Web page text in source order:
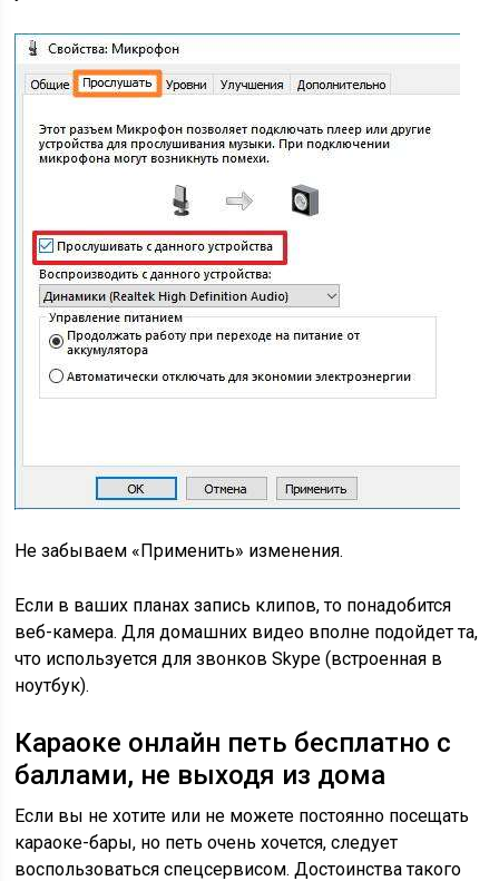
Не забываем «Применить» изменения.
Если в ваших планах запись клипов, то понадобится
веб-камера. Для домашних видео вполне подойдет та,
что используется для звонков Skype (встроенная в
ноутбук).
Караоке онлайн петь бесплатно с
баллами, не выходя из дома
Если вы не хотите или не можете постоянно посещать
караоке-бары, но петь очень хочется, следует
воспользоваться спецсервисом. Достоинства такого